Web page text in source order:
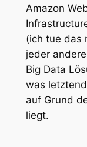
Amazon
(ich tue das
jeder
Big Data
was
auf Grund
liegt.